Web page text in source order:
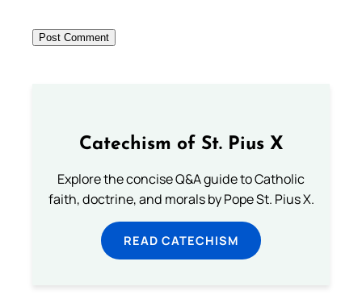
Catechism of St. Pius X
Explore the concise Q&A guide to Catholic
faith, doctrine, and morals by Pope St. Pius X.
READ CATECHISM